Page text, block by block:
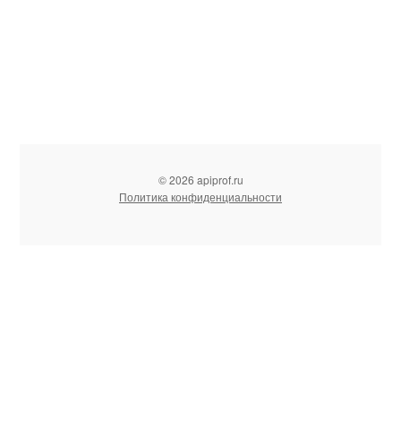
© 2026 apiprof.ru
Политика конфиденциальности